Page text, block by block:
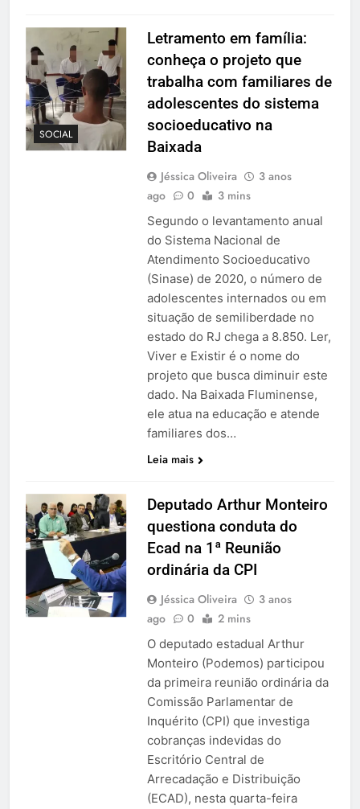
SOCIAL
Letramento em família:
conheça o projeto que
trabalha com familiares de
adolescentes do sistema
socioeducativo na
Baixada
Jéssica Oliveira
3 anos
ago
0 3 mins
Segundo o levantamento anual
do Sistema Nacional de
Atendimento Socioeducativo
(Sinase) de 2020, o número de
adolescentes internados ou em
situação de semiliberdade no
estado do RJ chega a 8.850. Ler,
Viver e Existir é o nome do
projeto que busca diminuir este
dado. Na Baixada Fluminense,
ele atua na educação e atende
familiares dos…
Leia mais
Deputado Arthur Monteiro
questiona conduta do
Ecad na 1ª Reunião
ordinária da CPI
Jéssica Oliveira
3 anos
ago
0 2 mins
O deputado estadual Arthur
Monteiro (Podemos) participou
da primeira reunião ordinária da
Comissão Parlamentar de
Inquérito (CPI) que investiga
cobranças indevidas do
Escritório Central de
Arrecadação e Distribuição
(ECAD), nesta quarta-feira